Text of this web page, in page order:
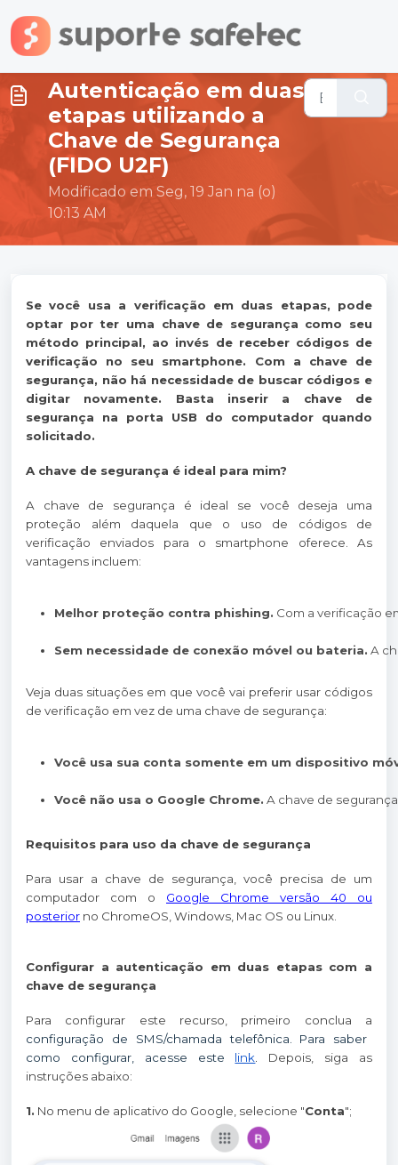
Ir para o conteúdo principal
Autenticação em duas
etapas utilizando a
Chave de Segurança
(FIDO U2F)
Modificado em Seg, 19 Jan na (o)
10:13 AM
Se você usa a verificação em duas etapas, pode
optar por ter uma chave de segurança como seu
método principal, ao invés de receber códigos de
verificação no seu smartphone. Com a chave de
segurança, não há necessidade de buscar códigos e
digitar novamente. Basta inserir a chave de
segurança na porta USB do computador quando
solicitado.
A chave de segurança é ideal para mim?
A chave de segurança é ideal se você deseja uma
proteção além daquela que o uso de códigos de
verificação enviados para o smartphone oferece. As
vantagens incluem:
Melhor proteção contra phishing. Com a verificação
Sem necessidade de conexão móvel ou bateria. A
Veja duas situações em que você vai preferir usar códigos
de verificação em vez de uma chave de segurança:
Você usa sua conta somente em um dispositivo
Você não usa o Google Chrome. A chave de
Requisitos para uso da chave de segurança
Para usar a chave de segurança, você precisa de um
computador com o
Google Chrome versão 40 ou
posterior no ChromeOS, Windows, Mac OS ou Linux.
Configurar a autenticação em duas etapas com a
chave de segurança
Para configurar este recurso, primeiro conclua a
configuração de SMS/chamada telefônica. Para saber
como configurar, acesse este link
Depois, siga as
instruções abaixo:
1. No menu de aplicativo do Google, selecione "Conta";